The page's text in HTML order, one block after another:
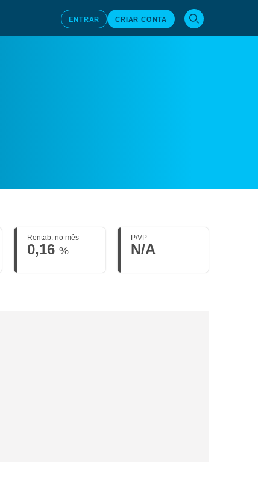
ENTRAR CRIAR CONTA
Rentab. no mês
0,16%
P/VP
N/A